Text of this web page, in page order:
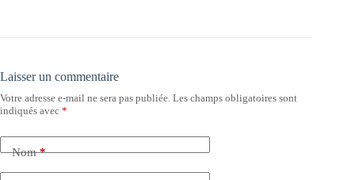
Laisser un commentaire
Votre adresse e-mail ne sera pas publiée. Les champs obligatoires sont
indiqués avec *
Nom*